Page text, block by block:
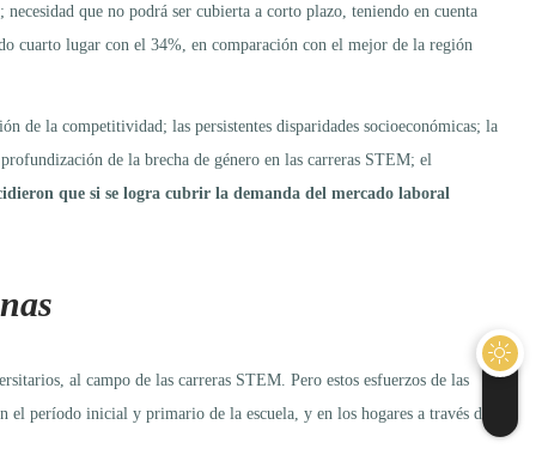
que no podrá ser cubierta a corto plazo, teniendo en cuenta
cuarto lugar con el 34%, en comparación con el mejor de la región
de la competitividad; las persistentes disparidades socioeconómicas; la
de la brecha de género en las carreras STEM; el
que si se logra cubrir la demanda del mercado laboral
al campo de las carreras STEM. Pero estos esfuerzos de las
el período inicial y primario de la escuela, y en los hogares a través del